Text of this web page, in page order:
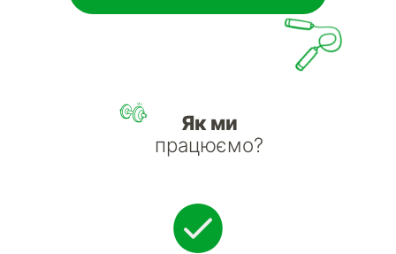
Як ми
працюємо?